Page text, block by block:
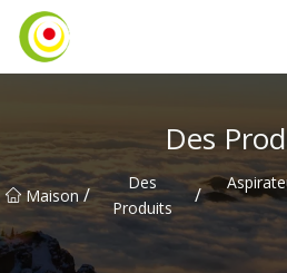
Des
Maison /
Des
Produits
/